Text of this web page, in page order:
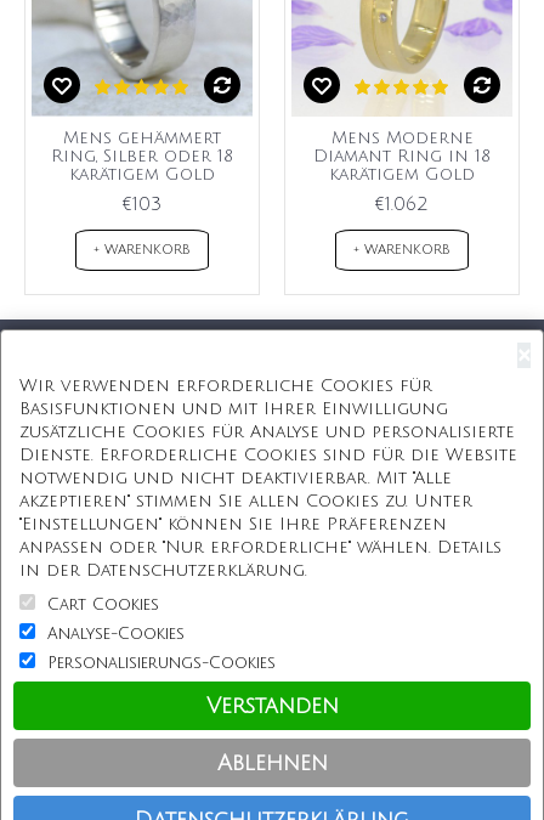
Mens gehämmert
Ring, Silber oder 18
karätigem Gold
€103
+ WARENKORB
Mens Moderne
Diamant Ring in 18
karätigem Gold
€1.062
+ WARENKORB
Kostenlose Geschenkbox
Kostenlose Gravur
Unbegrenzte Redesign
ÜBER UNS
Information
Kundenservice
Einkaufen bei uns
Copyright © Personalisierterekette.De, Alle Rechte vorbehalten.
Wir verwenden erforderliche Cookies für
Basisfunktionen und mit Ihrer Einwilligung
zusätzliche Cookies für Analyse und personalisierte
Dienste. Erforderliche Cookies sind für die Website
notwendig und nicht deaktivierbar. Mit "Alle
akzeptieren" stimmen Sie allen Cookies zu. Unter
"Einstellungen" können Sie Ihre Präferenzen
anpassen oder "Nur erforderliche" wählen. Details
in der Datenschutzerklärung.
Cart Cookies
Analyse-Cookies
Personalisierungs-Cookies
Verstanden
Ablehnen